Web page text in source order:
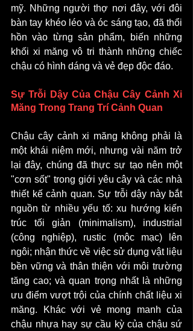
mỹ. Những người thợ nơi đây, với đôi
bàn tay khéo léo và óc sáng tạo, đã thổi
hồn vào từng sản phẩm, biến những
khối xi măng vô tri thành những chiếc
chậu có hình dáng và vẻ đẹp độc đáo.
Sự Trỗi Dậy Của Chậu Cây Cảnh Xi
Măng Trong Trang Trí Cảnh Quan
Chậu cây cảnh xi măng không phải là
một khái niệm mới, nhưng vài năm trở
lại đây, chúng đã thực sự tạo nên một
"cơn sốt" trong giới yêu cây và các nhà
thiết kế cảnh quan. Sự trỗi dậy này bắt
nguồn từ nhiều yếu tố: xu hướng kiến
trúc tối giản (minimalism), industrial
(công nghiệp), rustic (mộc mạc) lên
ngôi; nhận thức về việc sử dụng vật liệu
bền vững và thân thiện với môi trường
tăng cao; và quan trọng nhất là những
ưu điểm vượt trội của chính chất liệu xi
măng. Khác với vẻ mong manh của
chậu nhựa hay sự cầu kỳ của chậu sứ